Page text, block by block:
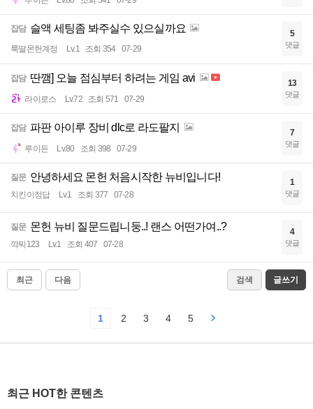
잡담 슬액 세팅좀 봐주실수 있으실까요
룩딸몬헌계정 Lv.1 조회 354 07-29
5
댓글
잡담 딴깸] 오늘 점심부터 하려는 게임 avi
라이로스 Lv.72 조회 571 07-29
13
댓글
잡담 파판 아이루 장비 dlc로 라도팔지
루이든 Lv.80 조회 398 07-29
7
댓글
질문 안녕하세요 몬헌 처음시작한 뉴비입니다!
치킨이정답 Lv.1 조회 377 07-28
1
댓글
질문 몬헌 뉴비 질문드립니둥..! 랜스 어떤가여..?
깍찌123 Lv.1 조회 407 07-28
4
댓글
최근 다음 검색 글쓰기
1 2 3 4 5
최근 HOT한 콘텐츠